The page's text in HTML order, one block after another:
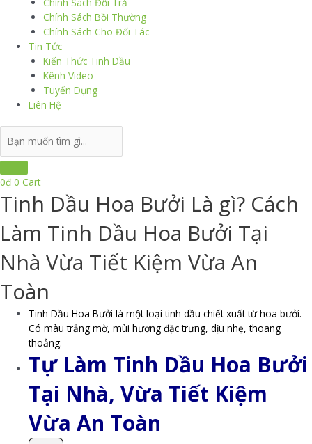
Chính Sách Bồi Thường
Chính Sách Cho Đối Tác
Tin Tức
Kiến Thức Tinh Dầu
Kênh Video
Tuyển Dụng
Liên Hệ
0₫ 0 Cart
Tinh Dầu Hoa Bưởi Là gì? Cách
Làm Tinh Dầu Hoa Bưởi Tại
Nhà Vừa Tiết Kiệm Vừa An
Toàn
Tinh Dầu Hoa Bưởi là một loại tinh dầu chiết xuất từ hoa bưởi.
Có màu trắng mờ, mùi hương đặc trưng, dịu nhẹ, thoang
thoảng.
Tự Làm Tinh Dầu Hoa Bưởi
Tại Nhà, Vừa Tiết Kiệm
Vừa An Toàn